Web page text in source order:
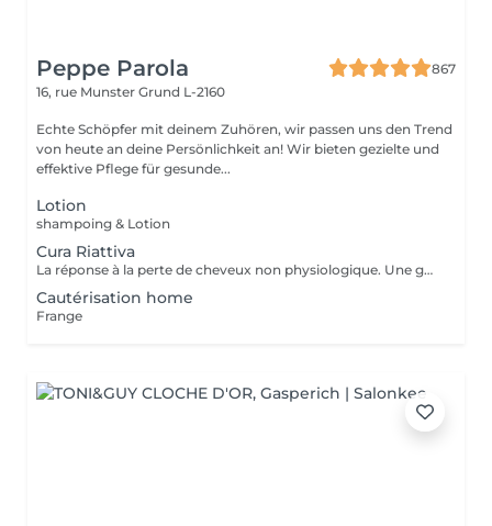
Peppe Parola
867
16, rue Munster Grund L-2160
Echte Schöpfer mit deinem Zuhören, wir passen uns den Trend
von heute an deine Persönlichkeit an! Wir bieten gezielte und
effektive Pflege für gesunde...
Lotion
shampoing & Lotion
Cura Riattiva
La réponse à la perte de cheveux non physiologique. Une gamme spéciale de produits dédiée à la chute non physiologique des cheveux. Les produits CURA RIATTIVA contrecarrent la chute des cheveux et stimulent les cheveux. repousse naturellement. Des essences pures de fleurs et de plantes comme une sélection d'Huiles Essentielles font le reste, pour donner aux clients une sensation d'énergie fraîche et agréable.
Cautérisation home
Frange